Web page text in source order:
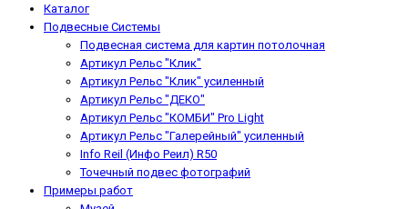
Каталог
Подвесные Системы
Подвесная система для картин потолочная
Артикул Рельс "Клик"
Артикул Рельс "Клик" усиленный
Артикул Рельс "ДЕКО"
Артикул Рельс "КОМБИ" Pro Light
Артикул Рельс "Галерейный" усиленный
Info Reil (Инфо Реил) R50
Точечный подвес фотографий
Примеры работ